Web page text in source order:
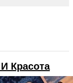
Красота